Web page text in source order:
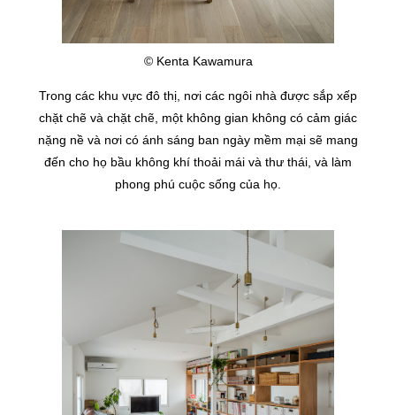
© Kenta Kawamura
Trong các khu vực đô thị, nơi các ngôi nhà được sắp xếp
chặt chẽ và chặt chẽ, một không gian không có cảm giác
nặng nề và nơi có ánh sáng ban ngày mềm mại sẽ mang
đến cho họ bầu không khí thoải mái và thư thái, và làm
phong phú cuộc sống của họ.